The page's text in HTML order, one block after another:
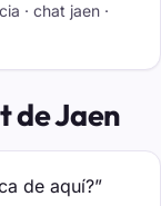
· chat jaen ·
de Jaen
de aquí?”